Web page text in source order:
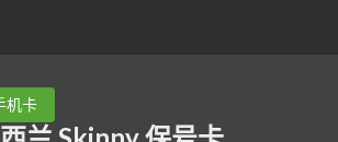
机卡